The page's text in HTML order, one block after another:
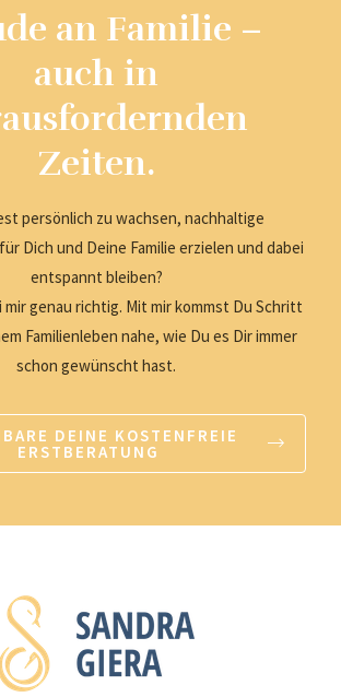
an Familie –
auch in
Zeiten.
persönlich zu wachsen, nachhaltige
Dich und Deine Familie erzielen und dabei
entspannt bleiben?
mir genau richtig. Mit mir kommst Du Schritt
Familienleben nahe, wie Du es Dir immer
schon gewünscht hast.
DEINE KOSTENFREIE
ERSTBERATUNG